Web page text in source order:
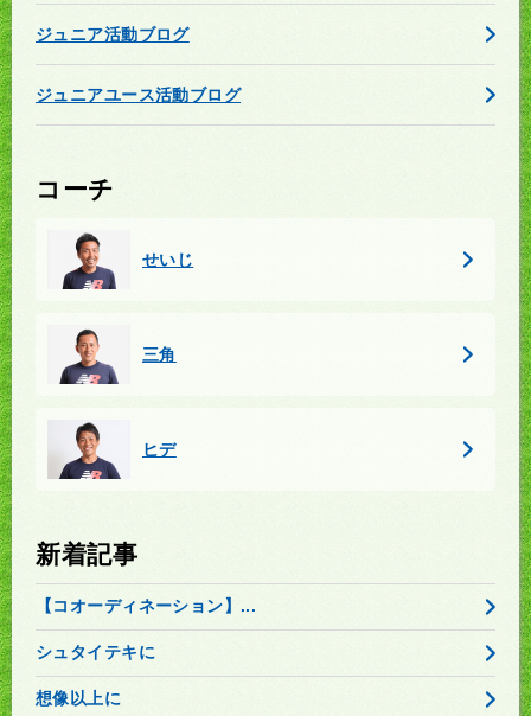
ジュニア活動ブログ
ジュニアユース活動ブログ
コーチ
せいじ
三角
ヒデ
新着記事
【コオーディネーション】...
シュタイテキに
想像以上に